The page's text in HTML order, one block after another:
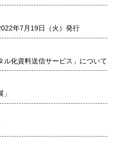
年7月19日（火）発行
ル化資料送信サービス」について